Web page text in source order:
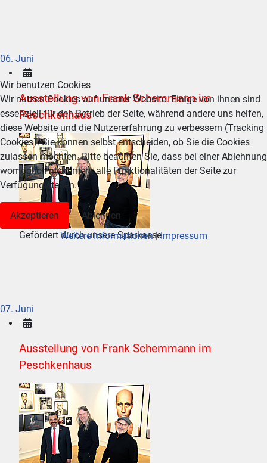
06. Juni
Ausstellung von Frank Schemmann im
Peschkenhaus
Gefördert durch unsere Sparkasse
07. Juni
Ausstellung von Frank Schemmann im
Peschkenhaus
Wir benutzen Cookies
Wir nutzen Cookies auf unserer Website. Einige von ihnen sind
essenziell für den Betrieb der Seite, während andere uns helfen,
diese Website und die Nutzererfahrung zu verbessern (Tracking
Cookies). Sie können selbst entscheiden, ob Sie die Cookies
zulassen möchten. Bitte beachten Sie, dass bei einer Ablehnung
womöglich nicht mehr alle Funktionalitäten der Seite zur
Verfügung stehen.
Akzeptieren
Ablehnen
Weitere Informationen|Impressum